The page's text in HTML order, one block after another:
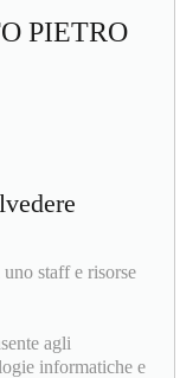
PIETRO
staff e risorse
agli
informatiche e